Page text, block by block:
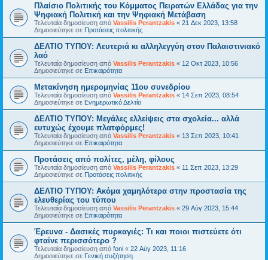
Πλαίσιο Πολιτικής του Κόμματος Πειρατών Ελλάδας για την
Ψηφιακή Πολιτική και την Ψηφιακή Μετάβαση
Τελευταία δημοσίευση από Vassilis Perantzakis « 21 Δεκ 2023, 13:58
Δημοσιεύτηκε σε Προτάσεις πολιτικής
ΔΕΛΤΙΟ ΤΥΠΟΥ: Λευτεριά κι αλληλεγγύη στον Παλαιστινιακό
λαό
Τελευταία δημοσίευση από Vassilis Perantzakis « 12 Οκτ 2023, 10:56
Δημοσιεύτηκε σε Επικαιρότητα
Μετακίνηση ημερομηνίας 11ου συνεδρίου
Τελευταία δημοσίευση από Vassilis Perantzakis « 14 Σεπ 2023, 08:54
Δημοσιεύτηκε σε Ενημερωτικό Δελτίο
ΔΕΛΤΙΟ ΤΥΠΟΥ: Μεγάλες ελλείψεις στα σχολεία... αλλά
ευτυχώς έχουμε πλατφόρμες!
Τελευταία δημοσίευση από Vassilis Perantzakis « 13 Σεπ 2023, 10:41
Δημοσιεύτηκε σε Επικαιρότητα
Προτάσεις από πολίτες, μέλη, φίλους
Τελευταία δημοσίευση από Vassilis Perantzakis « 11 Σεπ 2023, 13:29
Δημοσιεύτηκε σε Προτάσεις πολιτικής
ΔΕΛΤΙΟ ΤΥΠΟΥ: Ακόμα χαμηλότερα στην προστασία της
ελευθερίας του τύπου
Τελευταία δημοσίευση από Vassilis Perantzakis « 29 Αύγ 2023, 15:44
Δημοσιεύτηκε σε Επικαιρότητα
Έρευνα - Δασικές πυρκαγιές: Τι και ποιοι πιστεύετε ότι
φταίνε περισσότερο ?
Τελευταία δημοσίευση από foni « 22 Αύγ 2023, 11:16
Δημοσιεύτηκε σε Γενική συζήτηση